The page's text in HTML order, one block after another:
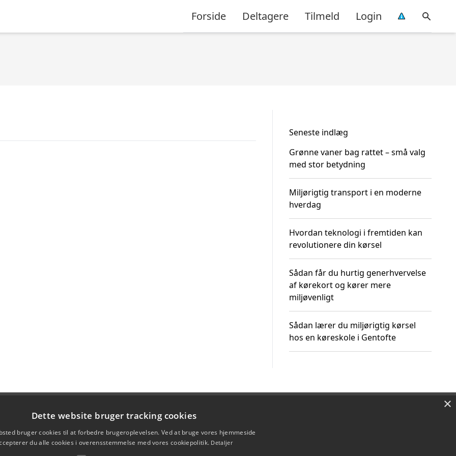
Forside Deltagere Tilmeld Login
Seneste indlæg
Grønne vaner bag rattet – små valg
med stor betydning
Miljørigtig transport i en moderne
hverdag
Hvordan teknologi i fremtiden kan
revolutionere din kørsel
Sådan får du hurtig generhvervelse
af kørekort og kører mere
miljøvenligt
Sådan lærer du miljørigtig kørsel
hos en køreskole i Gentofte
×
Dette website bruger tracking cookies
bruger cookies til at forbedre brugeroplevelsen. Ved at bruge vores hjemmeside
du alle cookies i overensstemmelse med vores cookiepolitik. Detaljer